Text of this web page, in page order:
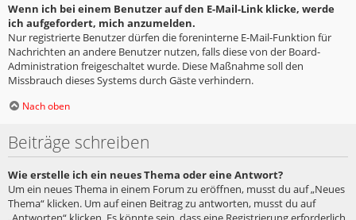
Wenn ich bei einem Benutzer auf den E-Mail-Link klicke, werde
ich aufgefordert, mich anzumelden.
Nur registrierte Benutzer dürfen die foreninterne E-Mail-Funktion für
Nachrichten an andere Benutzer nutzen, falls diese von der Board-
Administration freigeschaltet wurde. Diese Maßnahme soll den
Missbrauch dieses Systems durch Gäste verhindern.
Nach oben
Beiträge schreiben
Wie erstelle ich ein neues Thema oder eine Antwort?
Um ein neues Thema in einem Forum zu eröffnen, musst du auf „Neues
Thema“ klicken. Um auf einen Beitrag zu antworten, musst du auf